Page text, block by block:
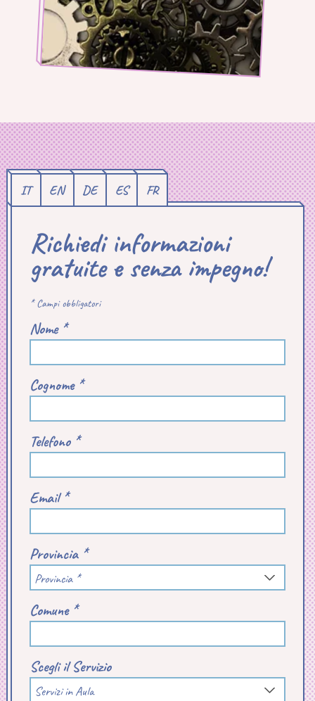
IT EN DE ES FR
Richiedi informazioni
gratuite e senza impegno!
* Campi obbligatori
Nome *
Cognome *
Telefono *
Email *
Provincia *
Provincia *
Comune *
Scegli il Servizio
Servizi in Aula